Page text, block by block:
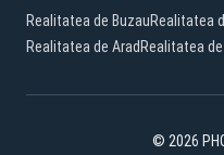
Realitatea de BuzauRealitatea
Realitatea de Arad Realitatea
© 2026